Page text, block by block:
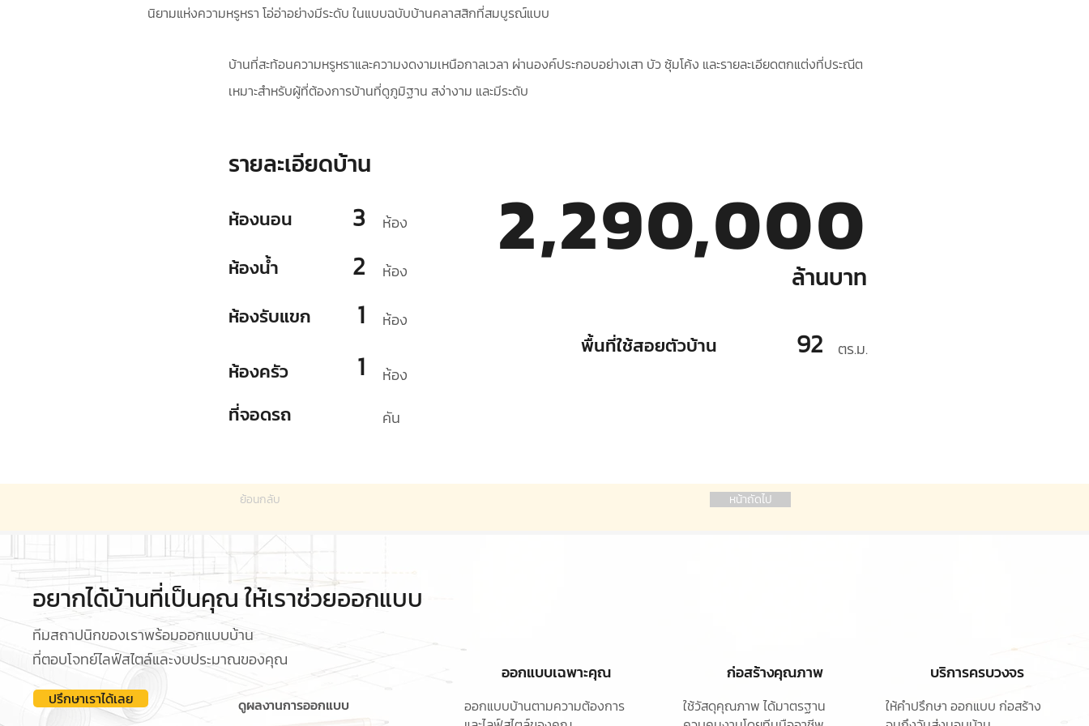
นิยามแห่งความหรูหรา โอ่อ่าอย่างมีระดับ ในแบบฉบับบ้านคลาสสิกที่สมบูรณ์แบบ
บ้านที่สะท้อนความหรูหราและความงดงามเหนือกาลเวลา ผ่านองค์ประกอบอย่างเสา บัว ซุ้มโค้ง และรายละเอียดตกแต่งที่ประณีต
เหมาะสำหรับผู้ที่ต้องการบ้านที่ดูภูมิฐาน สง่างาม และมีระดับ
รายละเอียดบ้าน
ห้องนอน 3 ห้อง
ห้องน้ำ 2 ห้อง
ห้องรับแขก 1 ห้อง
ห้องครัว 1 ห้อง
ที่จอดรถ คัน
2,290,000
ล้านบาท
พื้นที่ใช้สอยตัวบ้าน 92 ตร.ม.
ย้อนกลับ หน้าถัดไป
อยากได้บ้านที่เป็นคุณ ให้เราช่วยออกแบบ
ทีมสถาปนิกของเราพร้อมออกแบบบ้าน
ที่ตอบโจทย์ไลฟ์สไตล์และงบประมาณของคุณ
ปรึกษาเราได้เลย ดูผลงานการออกแบบ
ออกแบบเฉพาะคุณ
ออกแบบบ้านตามความต้องการ
ก่อสร้างคุณภาพ
ใช้วัสดุคุณภาพ ได้มาตรฐาน
บริการครบวงจร
ให้คำปรึกษา ออกแบบ ก่อสร้าง